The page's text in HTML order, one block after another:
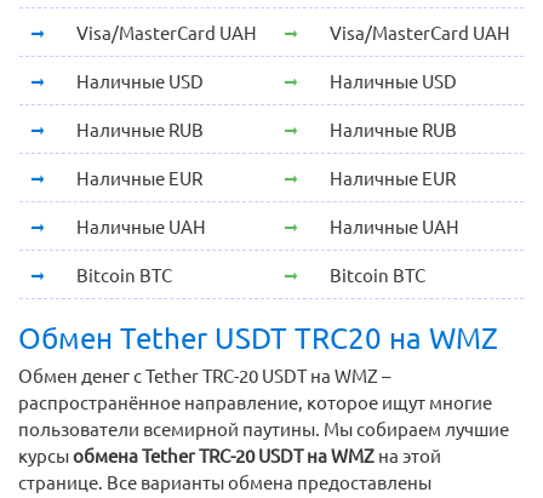
Visa/MasterCard UAH Visa/MasterCard UAH
Наличные USD Наличные USD
Наличные RUB Наличные RUB
Наличные EUR Наличные EUR
Наличные UAH Наличные UAH
Bitcoin BTC Bitcoin BTC
Обмен Tether USDT TRC20 на WMZ
Обмен денег с Tether TRC-20 USDT на WMZ –
распространённое направление, которое ищут многие
пользователи всемирной паутины. Мы собираем лучшие
курсыобмена Tether TRC-20 USDT на WMZ на этой
странице. Все варианты обмена предоставлены